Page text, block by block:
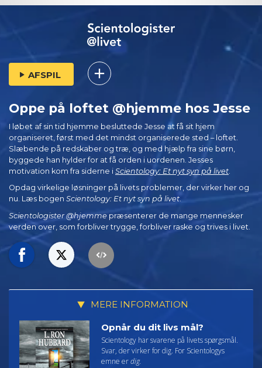
AFSPIL
Oppe på loftet @hjemme hos Jesse
I løbet af sin tid hjemme besluttede Jesse at få sit hjem
organiseret, først med det mindst organiserede sted – loftet.
Slæbende på redskaber og træ, og med hjælp fra sine børn,
byggede han hylder for at få orden i uordenen. Jesses
motivation kom fra siderne i Scientology: Et nyt syn på livet
Opdag virkelige løsninger på livets problemer, der virker her og
nu. Læs bogen Scientology: Et nyt syn på livet.
Scientologister @hjemme præsenterer de mange mennesker
verden over, som forbliver trygge, forbliver raske og trives i livet.
MERE INFORMATION
Opnår du dit livs mål?
Scientology har svarene på livets spørgsmål.
Svar, der virker for dig. For Scientologys
emne erdig.